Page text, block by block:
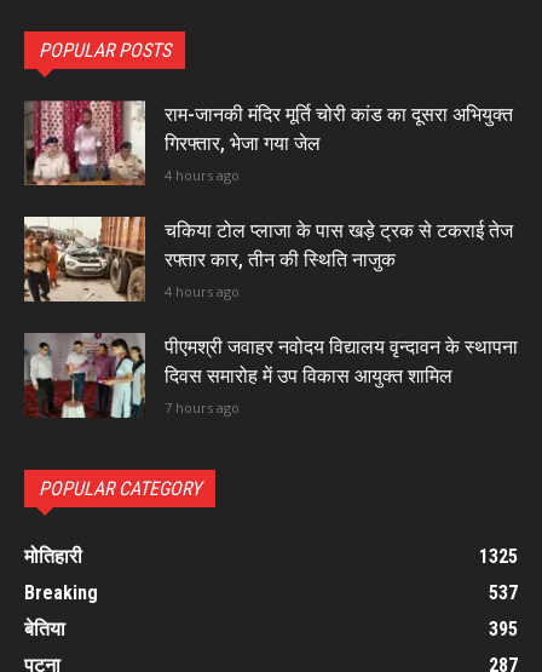
POPULAR POSTS
राम-जानकी मंदिर मूर्ति चोरी कांड का दूसरा अभियुक्त
गिरफ्तार, भेजा गया जेल
4 hours ago
चकिया टोल प्लाजा के पास खड़े ट्रक से टकराई तेज
रफ्तार कार, तीन की स्थिति नाजुक
4 hours ago
पीएमश्री जवाहर नवोदय विद्यालय वृन्दावन के स्थापना
दिवस समारोह में उप विकास आयुक्त शामिल
7 hours ago
POPULAR CATEGORY
मोतिहारी
1325
Breaking
537
बेतिया
395
पटना
287